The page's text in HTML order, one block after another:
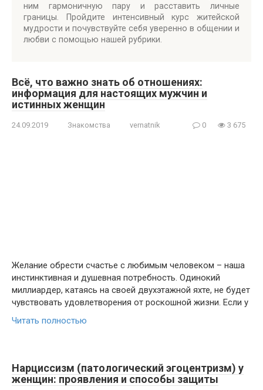
ним гармоничную пару и расставить личные
границы. Пройдите интенсивный курс житейской
мудрости и почувствуйте себя уверенно в общении и
любви с помощью нашей рубрики.
Всё, что важно знать об отношениях:
информация для настоящих мужчин и
истинных женщин
24.09.2019 Знакомства vernatnik 0 3 675
Желание обрести счастье с любимым человеком – наша
инстинктивная и душевная потребность. Одинокий
миллиардер, катаясь на своей двухэтажной яхте, не будет
чувствовать удовлетворения от роскошной жизни. Если у
Читать полностью
Нарциссизм (патологический эгоцентризм) у
женщин: проявления и способы защиты